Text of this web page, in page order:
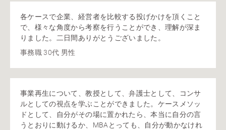
各ケースで企業、経営者を比較する投げかけを頂くこと
で、様々な角度から考察を行うことができ、理解が深ま
りました。二日間ありがとうございました。
事務職 30代 男性
事業再生について、教授として、弁護士として、コンサ
ルとしての視点を学ぶことができました。ケースメソッ
ドとして、自分がその場に置かれたら、本当に自分の言
うとおりに動けるか、MBAとっても、自分が動かなけれ